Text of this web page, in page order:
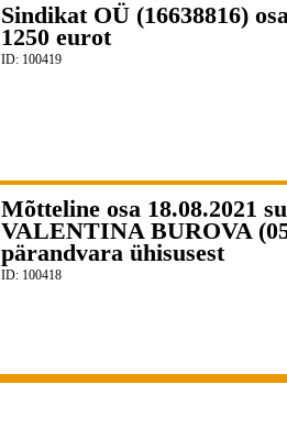
Sindikat OÜ (16638816)
1250 eurot
ID: 100419
Mõtteline osa 18.08.2021
VALENTINA BUROVA
pärandvara ühisusest
ID: 100418